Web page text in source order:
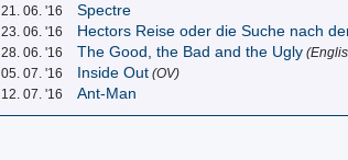
21. 06. '16 Spectre
23. 06. '16 Hectors Reise oder die Suche nach
28. 06. '16 The Good, the Bad and the Ugly
05. 07. '16 Inside Out (OV)
12. 07. '16 Ant-Man